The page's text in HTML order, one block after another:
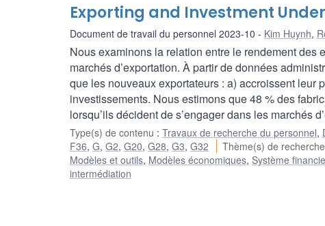
Exporting and Investment
Document de travail du personnel 2023-10 Kim Huynh,
Nous examinons la relation entre le rendement des
marchés d’exportation. À partir de données
que les nouveaux exportateurs : a) accroissent leur
investissements. Nous estimons que 48 % des
lorsqu’ils décident de s’engager dans les marchés
Type(s) de contenu : Travaux de recherche du personnel,
F36, G, G2, G20, G28, G3, G32 Thème(s) de recherche
Modèles et outils, Modèles économiques, Système
intermédiation